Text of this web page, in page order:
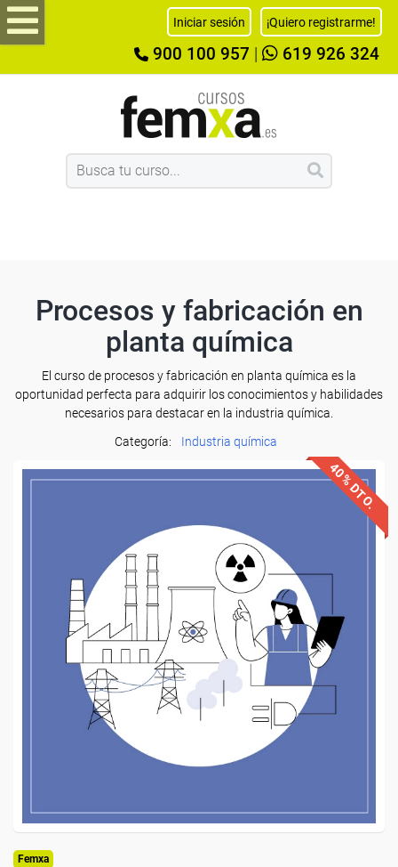
Iniciar sesión ¡Quiero registrarme!
900 100 957 619 926 324
Procesos y fabricación en
planta química
El curso de procesos y fabricación en planta química es la
oportunidad perfecta para adquirir los conocimientos y habilidades
necesarios para destacar en la industria química.
Categoría:
Industria química
40% DTO.
Femxa